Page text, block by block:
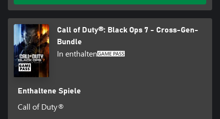
Call of Duty®: Black Ops 7 - Cross-Gen-
Bundle
In enthalten
Enthaltene Spiele
Call of Duty®